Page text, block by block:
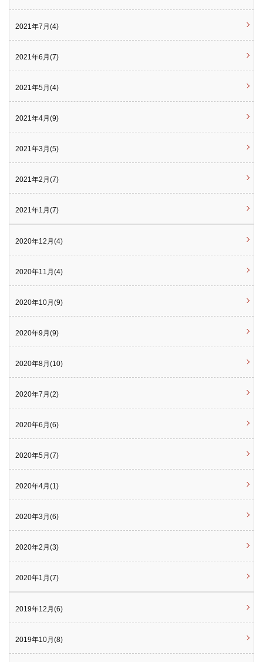
2021年7月(4)
2021年6月(7)
2021年5月(4)
2021年4月(9)
2021年3月(5)
2021年2月(7)
2021年1月(7)
2020年12月(4)
2020年11月(4)
2020年10月(9)
2020年9月(9)
2020年8月(10)
2020年7月(2)
2020年6月(6)
2020年5月(7)
2020年4月(1)
2020年3月(6)
2020年2月(3)
2020年1月(7)
2019年12月(6)
2019年10月(8)